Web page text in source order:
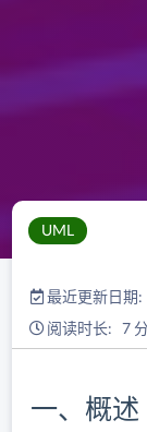
UML
最近更新日期
阅读时长: 7 分
一、概述